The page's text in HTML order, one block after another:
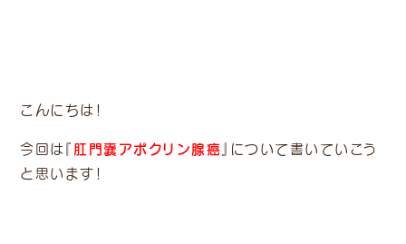
こんにちは！
今回は『 肛門嚢 アポクリン腺癌 』について書いていこう
と思います！